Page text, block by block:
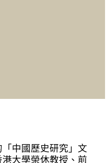
中國歷史研究」文
大學榮休教授、前